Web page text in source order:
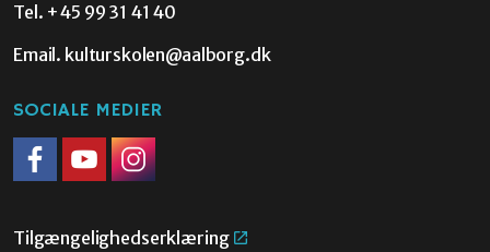
Tel. +45 99 31 41 40
Email. kulturskolen@aalborg.dk
SOCIALE MEDIER
Tilgængelighedserklæring